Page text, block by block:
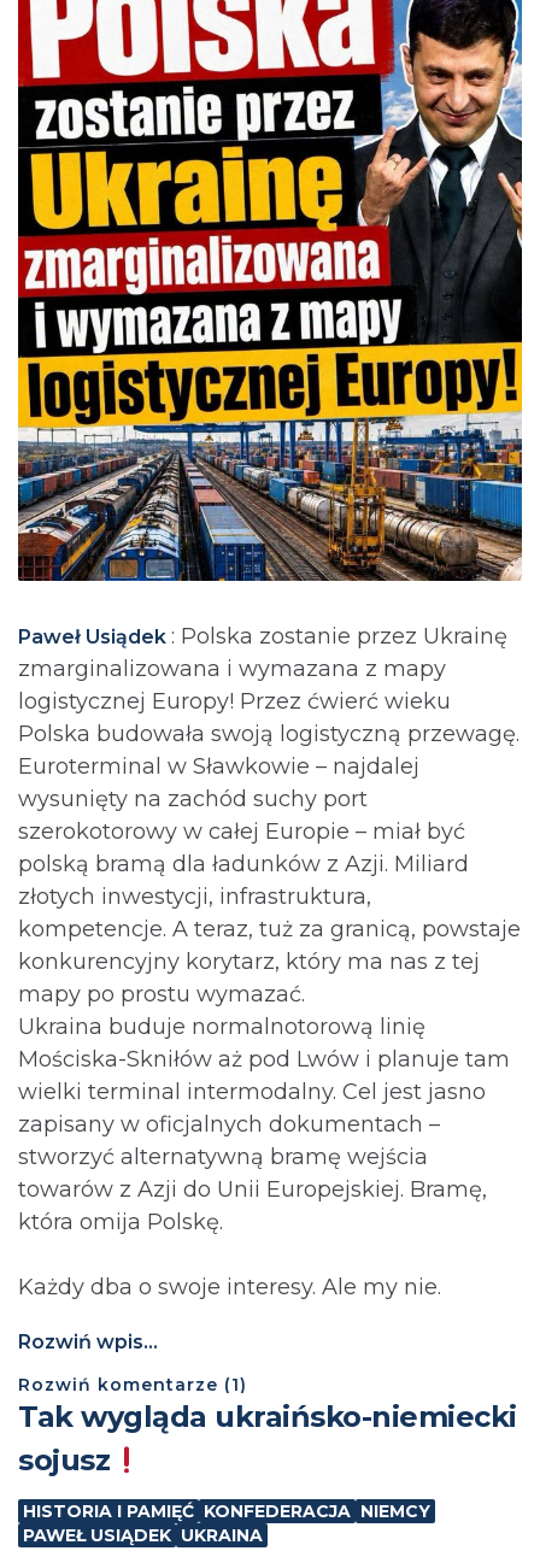
Paweł Usiądek : Polska zostanie przez Ukrainę
zmarginalizowana i wymazana z mapy
logistycznej Europy! Przez ćwierć wieku
Polska budowała swoją logistyczną przewagę.
Euroterminal w Sławkowie – najdalej
wysunięty na zachód suchy port
szerokotorowy w całej Europie – miał być
polską bramą dla ładunków z Azji. Miliard
złotych inwestycji, infrastruktura,
kompetencje. A teraz, tuż za granicą, powstaje
konkurencyjny korytarz, który ma nas z tej
mapy po prostu wymazać.
Ukraina buduje normalnotorową linię
Mościska-Skniłów aż pod Lwów i planuje tam
wielki terminal intermodalny. Cel jest jasno
zapisany w oficjalnych dokumentach –
stworzyć alternatywną bramę wejścia
towarów z Azji do Unii Europejskiej. Bramę,
która omija Polskę.
Każdy dba o swoje interesy. Ale my nie.
Rozwiń wpis...
Rozwiń komentarze (1)
Tak wygląda ukraińsko-niemiecki
sojusz
HISTORIA I PAMIĘĆ KONFEDERACJA NIEMCY
PAWEŁ USIĄDEK UKRAINA